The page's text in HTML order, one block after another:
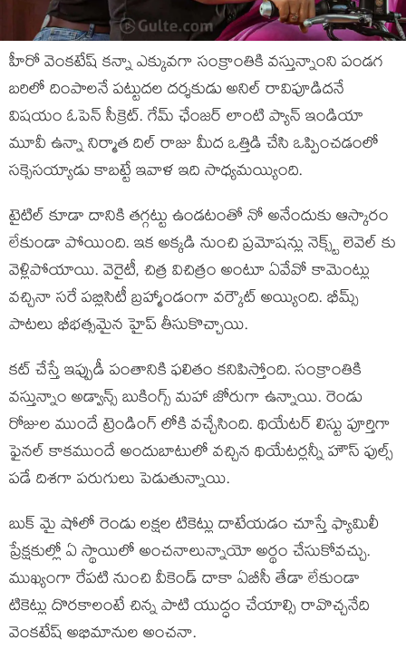
హీరో వెంకటేష్ కన్నా ఎక్కువగా సంక్రాంతికి వస్తున్నాంని పండగ
బరిలో దింపాలనే పట్టుదల దర్శకుడు అనిల్ రావిపూడిదనే
విషయం ఓపెన్ సీక్రెట్. గేమ్ ఛేంజర్ లాంటి ప్యాన్ ఇండియా
మూవీ ఉన్నా నిర్మాత దిల్ రాజు మీద ఒత్తిడి చేసి ఒప్పించడంలో
సక్సెసయ్యాడు కాబట్టే ఇవాళ ఇది సాధ్యమయ్యింది.
టైటిల్ కూడా దానికి తగ్గట్టు ఉండటంతో నో అనేందుకు ఆస్కారం
లేకుండా పోయింది. ఇక అక్కడి నుంచి ప్రమోషన్లు నెక్స్ట్ లెవెల్ కు
వెళ్లిపోయాయి. వెరైటీ, చిత్ర విచిత్రం అంటూ ఏవేవో కామెంట్లు
వచ్చినా సరే పబ్లిసిటీ బ్రహ్మాండంగా వర్కౌట్ అయ్యింది. భీమ్స్
పాటలు భీభత్సమైన హైప్ తీసుకొచ్చాయి.
కట్ చేస్తే ఇప్పుడీ పంతానికి ఫలితం కనిపిస్తోంది. సంక్రాంతికి
వస్తున్నాం అడ్వాన్స్ బుకింగ్స్ మహా జోరుగా ఉన్నాయి. రెండు
రోజుల ముందే ట్రెండింగ్ లోకి వచ్చేసింది. థియేటర్ లిస్టు పూర్తిగా
ఫైనల్ కాకముందే అందుబాటులో వచ్చిన థియేటర్లన్నీ హౌస్ ఫుల్స్
పడే దిశగా పరుగులు పెడుతున్నాయి.
బుక్ మై షోలో రెండు లక్షల టికెట్లు దాటేయడం చూస్తే ఫ్యామిలీ
ప్రేక్షకుల్లో ఏ స్థాయిలో అంచనాలున్నాయో అర్థం చేసుకోవచ్చు.
ముఖ్యంగా రేపటి నుంచి వీకెండ్ దాకా ఏబీసీ తేడా లేకుండా
టికెట్లు దొరకాలంటే చిన్న పాటి యుద్ధం చేయాల్సి రావొచ్చనేది
వెంకటేష్ అభిమానుల అంచనా.